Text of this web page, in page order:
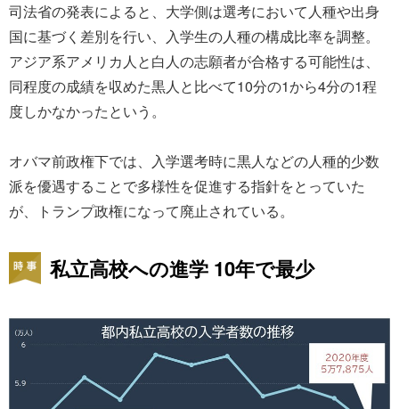
司法省の発表によると、大学側は選考において人種や出身
国に基づく差別を行い、入学生の人種の構成比率を調整。
アジア系アメリカ人と白人の志願者が合格する可能性は、
同程度の成績を収めた黒人と比べて10分の1から4分の1程
度しかなかったという。
オバマ前政権下では、入学選考時に黒人などの人種的少数
派を優遇することで多様性を促進する指針をとっていた
が、トランプ政権になって廃止されている。
私立高校への進学 10年で最少